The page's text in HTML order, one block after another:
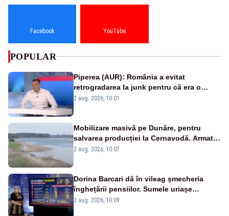
Facebook YouTube
POPULAR
Piperea (AUR): România a evitat
retrogradarea la junk pentru că era o
catastrofă pentru bănci și fondurile de
2 aug. 2026, 10:01
Mobilizare masivă pe Dunăre, pentru
salvarea producției la Cernavodă. Armata
va detona o stâncă și va devia apa
2 aug. 2026, 10:07
Dorina Barcari dă în vileag șmecheria
înghețării pensiilor. Sumele uriașe
pierdute de fiecare român
2 aug. 2026, 10:09